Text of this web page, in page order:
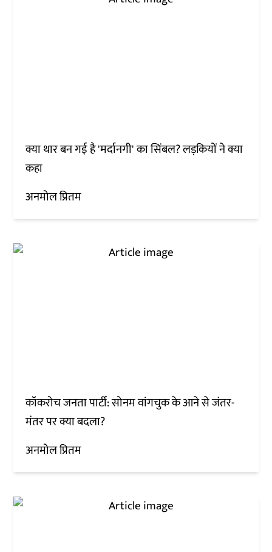
क्या थार बन गई है 'मर्दानगी' का सिंबल? लड़कियों ने क्या
कहा
अनमोल प्रितम
कॉकरोच जनता पार्टी: सोनम वांगचुक के आने से जंतर-
मंतर पर क्या बदला?
अनमोल प्रितम